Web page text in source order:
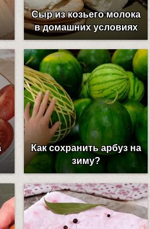
Сыр из козьего молока
в домашних условиях
Как сохранить арбуз на
зиму?